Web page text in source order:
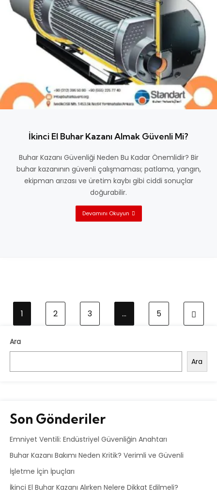
İkinci El Buhar Kazanı Almak Güvenli Mi?
Buhar Kazanı Güvenliği Neden Bu Kadar Önemlidir? Bir
buhar kazanının güvenli çalışmaması; patlama, yangın,
ekipman arızası ve üretim kaybı gibi ciddi sonuçlar
doğurabilir.
Devamını Okuyun
1 2 3 … 5
Ara
Ara
Son Gönderiler
Emniyet Ventili: Endüstriyel Güvenliğin Anahtarı
Buhar Kazanı Bakımı Neden Kritik? Verimli ve Güvenli
İşletme İçin İpuçları
İkinci El Buhar Kazanı Alırken Nelere Dikkat Edilmeli?